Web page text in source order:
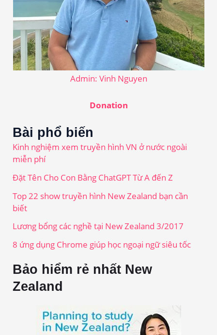
Admin: Vinh Nguyen
Donation
Bài phổ biến
Kinh nghiệm xem truyền hình VN ở nước ngoài
miễn phí
Đặt Tên Cho Con Bằng ChatGPT Từ A đến Z
Top 22 show truyền hình New Zealand bạn cần
biết
Lương bổng các nghề tại New Zealand 3/2017
8 ứng dụng Chrome giúp học ngoại ngữ siêu tốc
Bảo hiểm rẻ nhất New
Zealand